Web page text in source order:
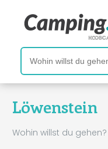
Löwenstein
Wohin willst du gehen?